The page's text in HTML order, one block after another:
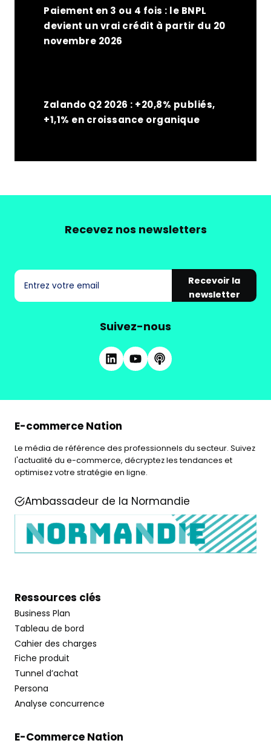
Paiement en 3 ou 4 fois : le BNPL
devient un vrai crédit à partir du 20
novembre 2026
Zalando Q2 2026 : +20,8% publiés,
+1,1% en croissance organique
Recevez nos newsletters
Recevoir la
newsletter
Suivez-nous
E-commerce Nation
Le média de référence des professionnels du secteur. Suivez
l'actualité du e-commerce, décryptez les tendances et
optimisez votre stratégie en ligne.
Ambassadeur de la Normandie
Ressources clés
Business Plan
Tableau de bord
Cahier des charges
Fiche produit
Tunnel d’achat
Persona
Analyse concurrence
E-Commerce Nation